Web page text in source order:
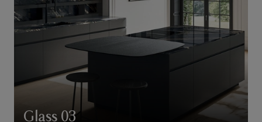
Glass 03